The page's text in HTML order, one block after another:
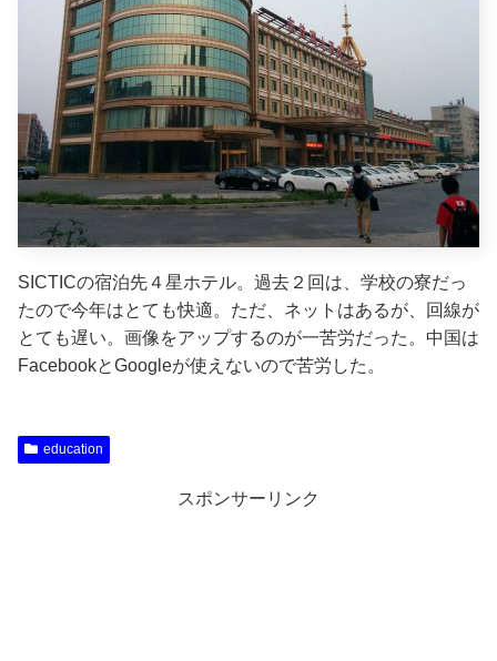
SICTICの宿泊先４星ホテル。過去２回は、学校の寮だっ
たので今年はとても快適。ただ、ネットはあるが、回線が
とても遅い。画像をアップするのが一苦労だった。中国は
FacebookとGoogleが使えないので苦労した。
education
スポンサーリンク